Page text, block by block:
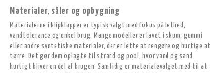
Materialer, såler og opbygning
Materialerne i klipklapper er typisk valgt med fokus på lethed,
vandtolerance og enkel brug. Mange modeller er lavet i skum, gummi
eller andre syntetiske materialer, der er lette at rengøre og hurtige at
tørre. Det gør dem oplagte til strand og pool, hvor vand og sand
hurtigt bliver en del af brugen. Samtidig er materialevalget med til at